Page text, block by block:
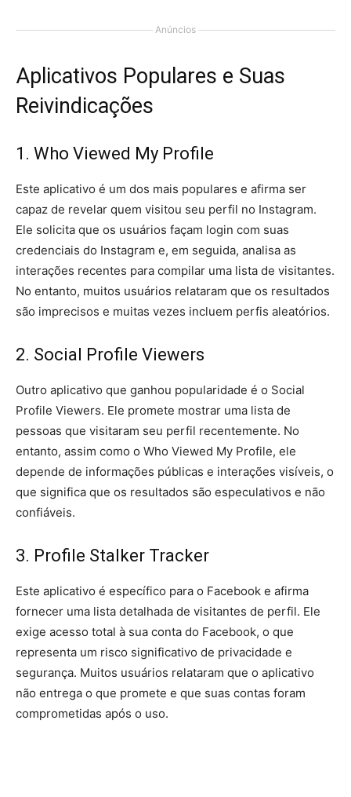
Anúncios
Aplicativos Populares e Suas
Reivindicações
1. Who Viewed My Profile
Este aplicativo é um dos mais populares e afirma ser
capaz de revelar quem visitou seu perfil no Instagram.
Ele solicita que os usuários façam login com suas
credenciais do Instagram e, em seguida, analisa as
interações recentes para compilar uma lista de visitantes.
No entanto, muitos usuários relataram que os resultados
são imprecisos e muitas vezes incluem perfis aleatórios.
2. Social Profile Viewers
Outro aplicativo que ganhou popularidade é o Social
Profile Viewers. Ele promete mostrar uma lista de
pessoas que visitaram seu perfil recentemente. No
entanto, assim como o Who Viewed My Profile, ele
depende de informações públicas e interações visíveis, o
que significa que os resultados são especulativos e não
confiáveis.
3. Profile Stalker Tracker
Este aplicativo é específico para o Facebook e afirma
fornecer uma lista detalhada de visitantes de perfil. Ele
exige acesso total à sua conta do Facebook, o que
representa um risco significativo de privacidade e
segurança. Muitos usuários relataram que o aplicativo
não entrega o que promete e que suas contas foram
comprometidas após o uso.